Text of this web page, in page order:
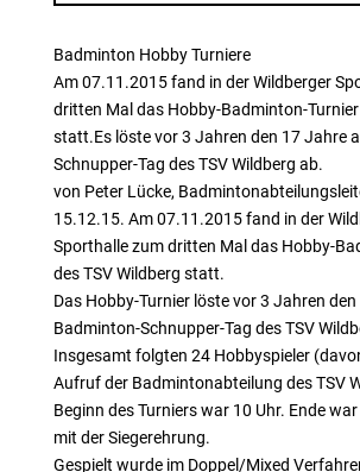
Badminton Hobby Turniere
Am 07.11.2015 fand in der Wildberger
dritten Mal das Hobby-Badminton-Turnier
statt.Es löste vor 3 Jahren den 17 Jahre
Schnupper-Tag des TSV Wildberg ab.
von Peter Lücke,
15.12.15. Am 07.11.2015 fand in der
Sporthalle zum dritten Mal das Hobby-
des TSV Wildberg statt.
Das Hobby-Turnier löste vor 3 Jahren
Badminton-Schnupper-Tag des TSV
Insgesamt folgten 24 Hobbyspieler
Aufruf der Badmintonabteilung des TSV
Beginn des Turniers war 10 Uhr. Ende
mit der Siegerehrung.
Gespielt wurde im Doppel/Mixed